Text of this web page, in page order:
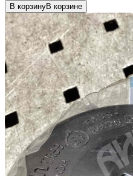
В корзинуВ корзине